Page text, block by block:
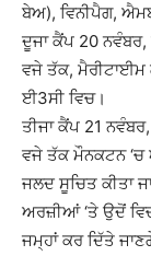
ਬੇਅ), ਵਿਨੀਪੈਗ,
ਦੂਜਾ ਕੈਂਪ 20 ਨਵੰਬਰ,
ਵਜੇ ਤੱਕ, ਮੈਰੀਟਾਈਮ
ਈ3ਸੀ ਵਿਚ।
ਤੀਜਾ ਕੈਂਪ 21
ਵਜੇ ਤੱਕ ਮੌਨਕਟਨ ‘ਚ
ਜਲਦ ਸੂਚਿਤ ਕੀਤਾ
ਅਰਜ਼ੀਆਂ ‘ਤੇ ਉਦੋਂ
ਜਮ੍ਹਾਂ ਕਰ ਦਿੱਤੇ